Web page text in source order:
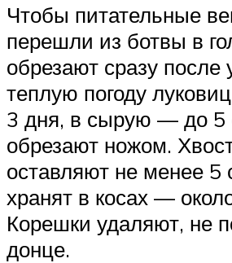
Чтобы питательные
перешли из ботвы в
обрезают сразу после
теплую погоду
3 дня, в сырую — до 5
обрезают ножом.
оставляют не менее 5
хранят в косах —
Корешки удаляют, не
донце.